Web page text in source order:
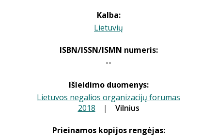
Kalba:
Lietuvių
ISBN/ISSN/ISMN numeris:
--
Išleidimo duomenys:
Lietuvos negalios organizacijų forumas
2018 | Vilnius
Prieinamos kopijos rengėjas: